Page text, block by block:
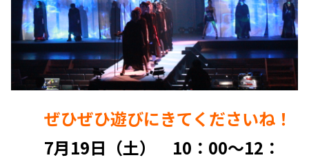
ぜひぜひ遊びにきてくださいね！
7月19日（土） 10：00～12：